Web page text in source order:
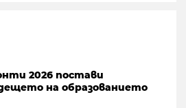
2026 постави
на образованието